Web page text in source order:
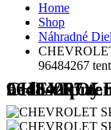
Home
Shop
Náhradné
96484267
CHEVROLET SPARK KATALYZATOR 96484267 tento tovar je momentálne nedostupný